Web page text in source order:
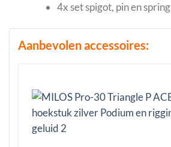
4x set spigot, pin en spring
Aanbevolen accessoires: